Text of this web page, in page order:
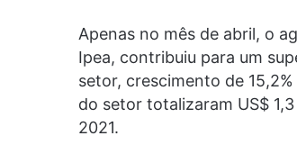
Apenas no mês de abril, o
Ipea, contribuiu para um
setor, crescimento de
do setor totalizaram US$
2021.